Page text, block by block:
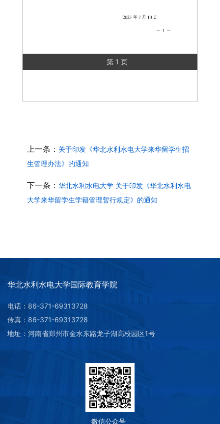
第 1 页
上一条： 关于印发《华北水利水电大学来华留学生招
生管理办法》的通知
下一条： 华北水利水电大学 关于印发《华北水利水电
大学来华留学生学籍管理暂行规定》的通知
华北水利水电大学国际教育学院
电话：86-371-69313728
传真：86-371-69313728
地址：河南省郑州市金水东路龙子湖高校园区1号
微信公众号